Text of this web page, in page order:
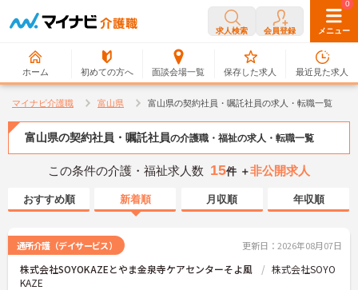
求人検索 会員登録 メニュー
ホーム 初めての方へ 面談会場一覧
0
保存した求人
0
最近見た求人
マイナビ介護職 富山県 富山県の契約社員・嘱託社員の求人・転職一覧
富山県の契約社員・嘱託社員の介護職・福祉の求人・転職一覧
この条件の介護・福祉求人数 15件 ＋非公開求人
おすすめ順 新着順 月収順 年収順
通所介護（デイサービス） 更新日：2026年08月07日
株式会社SOYOKAZEとやま金泉寺ケアセンターそよ風
株式会社SOYO
KAZE